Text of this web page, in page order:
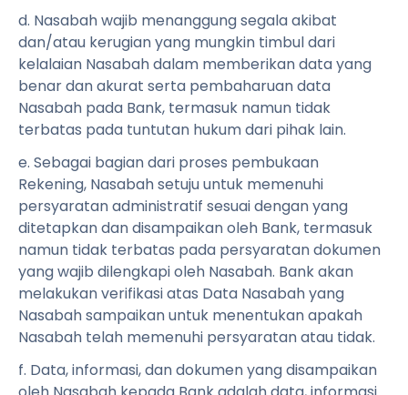
d. Nasabah wajib menanggung segala akibat
dan/atau kerugian yang mungkin timbul dari
kelalaian Nasabah dalam memberikan data yang
benar dan akurat serta pembaharuan data
Nasabah pada Bank, termasuk namun tidak
terbatas pada tuntutan hukum dari pihak lain.
e. Sebagai bagian dari proses pembukaan
Rekening, Nasabah setuju untuk memenuhi
persyaratan administratif sesuai dengan yang
ditetapkan dan disampaikan oleh Bank, termasuk
namun tidak terbatas pada persyaratan dokumen
yang wajib dilengkapi oleh Nasabah. Bank akan
melakukan verifikasi atas Data Nasabah yang
Nasabah sampaikan untuk menentukan apakah
Nasabah telah memenuhi persyaratan atau tidak.
f. Data, informasi, dan dokumen yang disampaikan